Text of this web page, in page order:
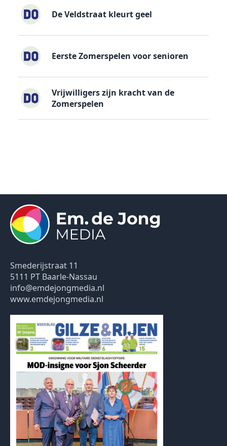
De Veldstraat kleurt geel
Eerste Zomerspelen voor senioren
Vrijwilligers zijn kracht van de
Zomerspelen
Smederijstraat 11
5111 PT Baarle-Nassau
info@emdejongmedia.nl
www.emdejongmedia.nl